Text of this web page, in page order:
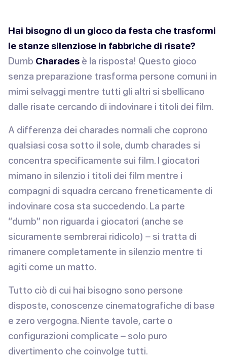
Hai bisogno di un gioco da festa che trasformi
le stanze silenziose in fabbriche di risate?
Dumb Charades è la risposta! Questo gioco
senza preparazione trasforma persone comuni in
mimi selvaggi mentre tutti gli altri si sbellicano
dalle risate cercando di indovinare i titoli dei film.
A differenza dei charades normali che coprono
qualsiasi cosa sotto il sole, dumb charades si
concentra specificamente sui film. I giocatori
mimano in silenzio i titoli dei film mentre i
compagni di squadra cercano freneticamente di
indovinare cosa sta succedendo. La parte
“dumb” non riguarda i giocatori (anche se
sicuramente sembrerai ridicolo) – si tratta di
rimanere completamente in silenzio mentre ti
agiti come un matto.
Tutto ciò di cui hai bisogno sono persone
disposte, conoscenze cinematografiche di base
e zero vergogna. Niente tavole, carte o
configurazioni complicate – solo puro
divertimento che coinvolge tutti.